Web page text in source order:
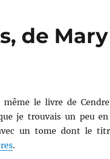
de Mary
le livre de
je trouvais un peu en
un tome dont le
.